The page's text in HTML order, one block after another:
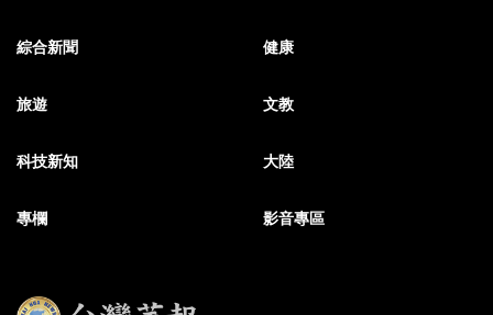
綜合新聞 健康
旅遊 文教
科技新知 大陸
專欄 影音專區